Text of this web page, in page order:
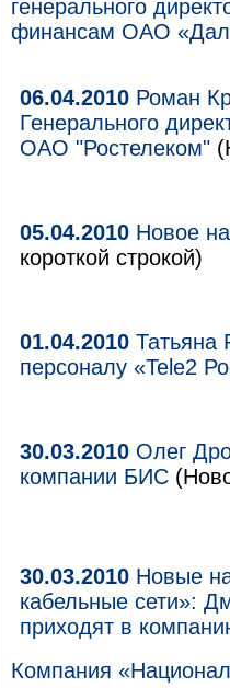
генерального
финансам ОАО
06.04.2010 Роман
Генерального
ОАО "Ростелеком"
05.04.2010 Новое
короткой строкой)
01.04.2010 Татьяна
персоналу «Tele2
30.03.2010 Олег
компании БИС
30.03.2010 Новые
кабельные сети»:
приходят в
Компания